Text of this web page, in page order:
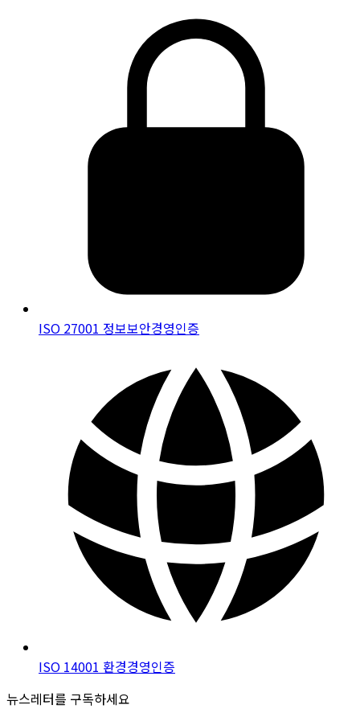
ISO 27001 정보보안경영인증
ISO 14001 환경경영인증
뉴스레터를 구독하세요